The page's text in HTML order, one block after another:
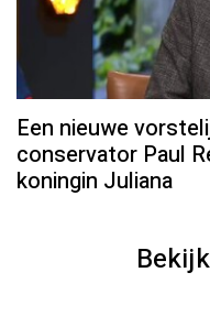
Een nieuwe
conservator Paul
koningin Juliana